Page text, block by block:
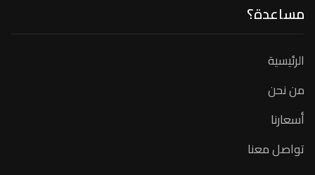
مساعدة؟
الرئيسية
من نحن
أسعارنا
تواصل معنا